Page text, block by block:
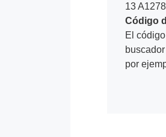
13 A1278
Código
El
por